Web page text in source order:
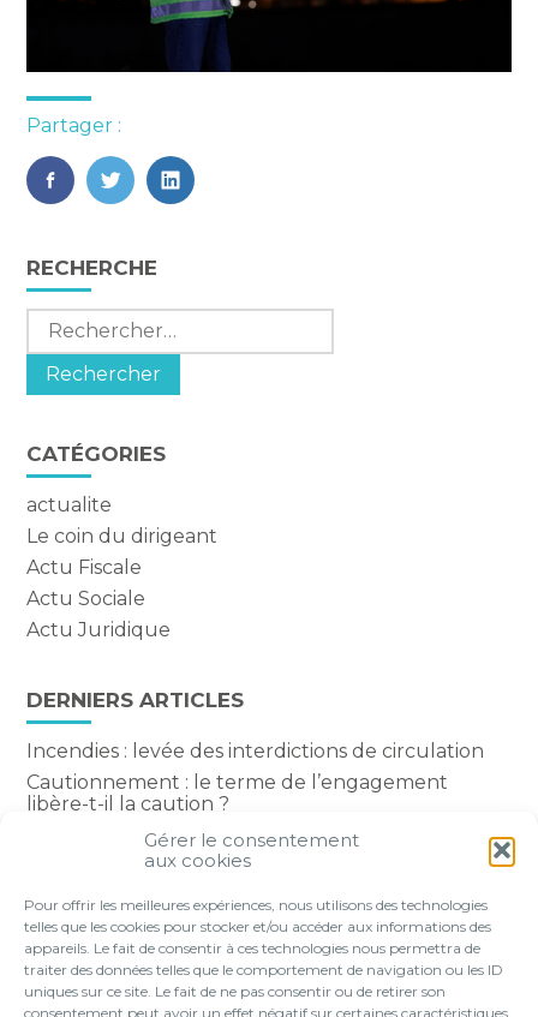
Gérer le consentement
aux cookies
Pour offrir les meilleures expériences, nous utilisons des technologies
telles que les cookies pour stocker et/ou accéder aux informations des
appareils. Le fait de consentir à ces technologies nous permettra de
traiter des données telles que le comportement de navigation ou les ID
uniques sur ce site. Le fait de ne pas consentir ou de retirer son
consentement peut avoir un effet négatif sur certaines caractéristiques
Partager :
FaceBook
TwitterLinkedIn
Blog
sidebar
RECHERCHE
Rechercher :
CATÉGORIES
actualite
Le coin du dirigeant
Actu Fiscale
Actu Sociale
Actu Juridique
DERNIERS ARTICLES
Incendies : levée des interdictions de circulation
Cautionnement : le terme de l’engagement
libère-t-il la caution ?
Transport fluvial de marchandises : une aide
financière bienvenue
comptent-elles ?